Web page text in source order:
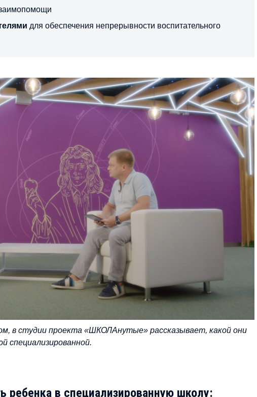
для обеспечения непрерывности воспитательного
в студии проекта «ШКОЛАнутые» рассказывает, какой они
специализированной.
ребенка в специализированную школу: